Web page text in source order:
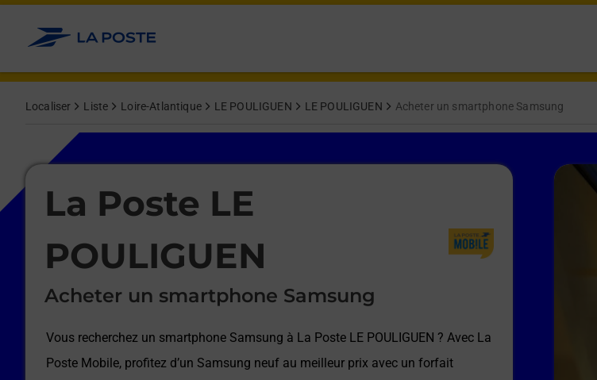
Allez au contenu
Localiser Liste Loire-Atlantique LE POULIGUEN LE POULIGUEN Acheter un smartphone Samsung
La Poste LE
POULIGUEN
Acheter un smartphone Samsung
Vous recherchez un smartphone Samsung à La Poste LE POULIGUEN ? Avec La
Poste Mobile, profitez d’un Samsung neuf au meilleur prix avec un forfait
Le lien s'ouvre dans un nouvel onglet
Le lien s'ouvre dans un nouvel onglet
Afficher ou masquer la réponse
Afficher ou masquer la réponse
Afficher ou masquer la réponse
Afficher ou masquer la réponse
Afficher ou masquer la réponse
Afficher ou masquer la réponse